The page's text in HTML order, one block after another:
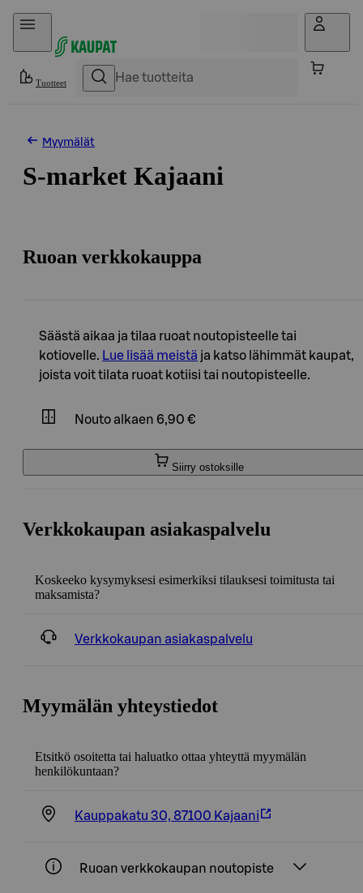
Hyppää sisältöön
Tuotteet
Myymälät
S-market Kajaani
Ruoan verkkokauppa
Säästä aikaa ja tilaa ruoat noutopisteelle tai
kotiovelle. Lue lisää meistä ja katso lähimmät kaupat,
joista voit tilata ruoat kotiisi tai noutopisteelle.
Nouto alkaen 6,90 €
Siirry ostoksille
Verkkokaupan asiakaspalvelu
Koskeeko kysymyksesi esimerkiksi tilauksesi toimitusta tai
maksamista?
Verkkokaupan asiakaspalvelu
Myymälän yhteystiedot
Etsitkö osoitetta tai haluatko ottaa yhteyttä myymälän
henkilökuntaan?
Kauppakatu 30, 87100 Kajaani
Ruoan verkkokaupan noutopiste